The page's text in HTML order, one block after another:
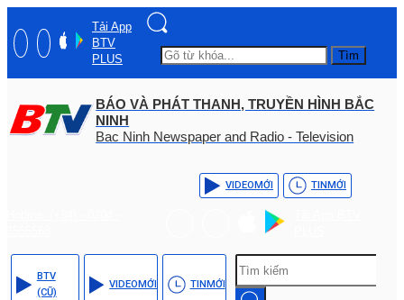
Tải App
BTV
PLUS
Tìm
BÁO VÀ PHÁT THANH, TRUYỀN HÌNH BẮC
NINH
Bac Ninh Newspaper and Radio - Television
VIDEOMỚI TINMỚI
BTV
(CŨ)
VIDEOMỚI TINMỚI